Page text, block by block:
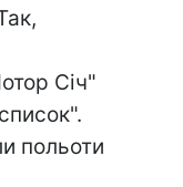
Січ"
польоти